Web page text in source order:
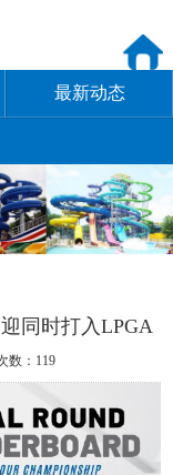
最新动态
同时打入LPGA
数：119